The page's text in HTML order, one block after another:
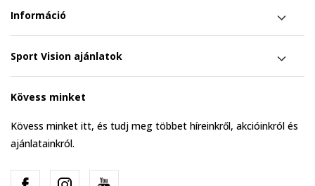
Információ
Sport Vision ajánlatok
Kövess minket
Kövess minket itt, és tudj meg többet híreinkről, akcióinkról és
ajánlatainkról.